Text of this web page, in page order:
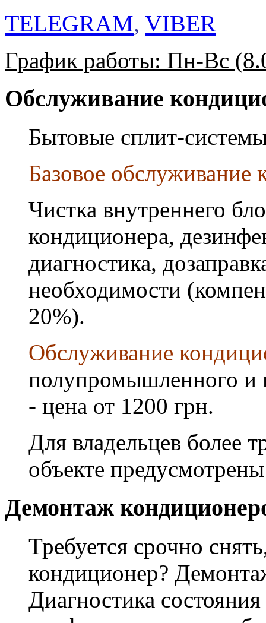
TELEGRAM, VIBER
График работы: Пн-Вс
Обслуживание
Бытовые сплит-
Базовое обслуживание
Чистка внутреннего
кондиционера,
диагностика,
необходимости
20%).
Обслуживание
полупромышленного и
- цена от 1200 грн.
Для владельцев более
объекте
Демонтаж
Требуется срочно
кондиционер?
Диагностика